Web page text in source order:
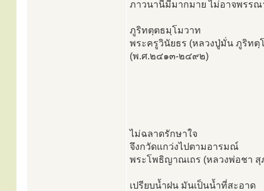
ภาวนานี้มีมากมาย ไม่อาจพรรณ
ภูริทตฺตธมฺโมวาท
พระครูวินัยธร (หลวงปู่มั่น ภูริทตฺ
(พ.ศ.๒๔๑๓-๒๔๙๒)
ไม่ฉลาดรักษาใจ
จึงกวัดแกว่งไปตามอารมณ์
พระโพธิญาณเถร (หลวงพ่อชา สุ
เปรียบน้ำฝน มันเป็นน้ำที่สะอาด